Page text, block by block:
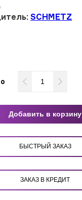
SCHMETZ
Добавить в корзину
БЫСТРЫЙ ЗАКАЗ
ЗАКАЗ В КРЕДИТ